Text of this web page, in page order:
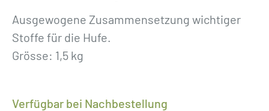
Ausgewogene Zusammensetzung wichtiger
Stoffe für die Hufe.
Grösse: 1,5 kg
Verfügbar bei Nachbestellung